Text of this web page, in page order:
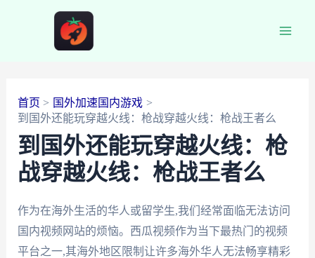
首页
国外加速国内游戏
到国外还能玩穿越火线：枪战穿越火线：枪战王者么
到国外还能玩穿越火线：枪
战穿越火线：枪战王者么
作为在海外生活的华人或留学生,我们经常面临无法访问
国内视频网站的烦恼。西瓜视频作为当下最热门的视频
平台之一,其海外地区限制让许多海外华人无法畅享精彩